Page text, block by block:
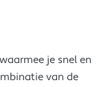
je snel en
van de